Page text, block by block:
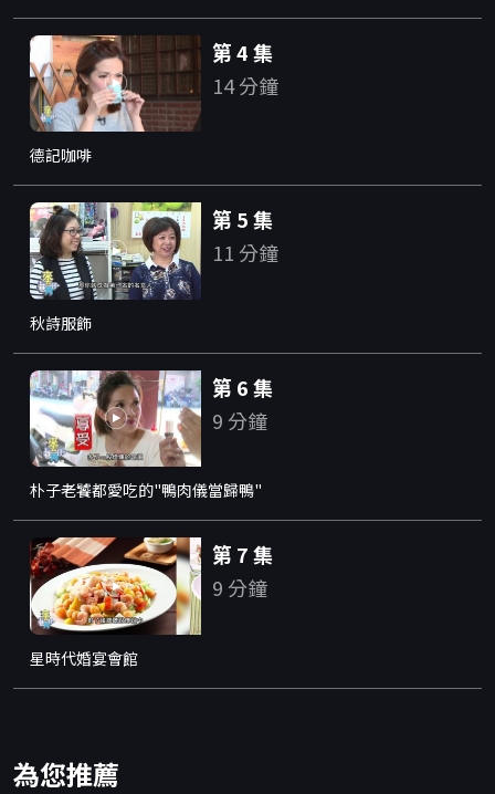
第 4 集
14 分鐘
德記咖啡
第 5 集
11 分鐘
秋詩服飾
第 6 集
9 分鐘
朴子老饕都愛吃的"鴨肉儀當歸鴨"
第 7 集
9 分鐘
星時代婚宴會館
為您推薦